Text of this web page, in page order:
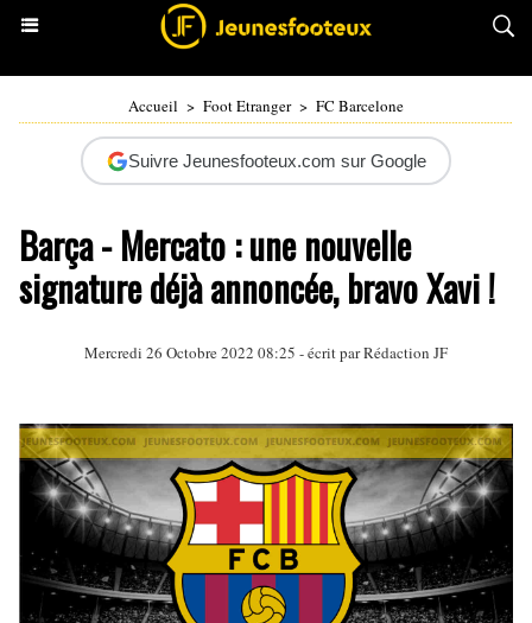
Accueil > Foot Etranger > FC Barcelone
Suivre Jeunesfooteux.com sur Google
Barça - Mercato : une nouvelle
signature déjà annoncée, bravo Xavi !
Mercredi 26 Octobre 2022 08:25 - écrit par Rédaction JF